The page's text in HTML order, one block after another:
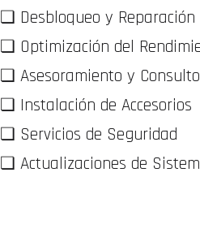
❏ Desbloqueo y
❏ Optimización del
❏ Asesoramiento y
❏ Instalación de Accesorios
❏ Servicios de Seguridad
❏ Actualizaciones de